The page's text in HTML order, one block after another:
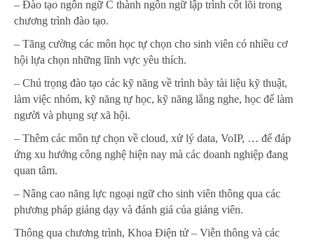
– Đào tạo ngôn ngữ C thành ngôn ngữ lập trình cốt lõi trong
chương trình đào tạo.
– Tăng cường các môn học tự chọn cho sinh viên có nhiều cơ
hội lựa chọn những lĩnh vực yêu thích.
– Chú trọng đào tạo các kỹ năng về trình bày tài liệu kỹ thuật,
làm việc nhóm, kỹ năng tự học, kỹ năng lắng nghe, học để làm
người và phụng sự xã hội.
– Thêm các môn tự chọn về cloud, xử lý data, VoIP, … để đáp
ứng xu hướng công nghệ hiện nay mà các doanh nghiệp đang
quan tâm.
– Nâng cao năng lực ngoại ngữ cho sinh viên thông qua các
phương pháp giảng dạy và đánh giá của giảng viên.
Thông qua chương trình, Khoa Điện tử – Viễn thông và các